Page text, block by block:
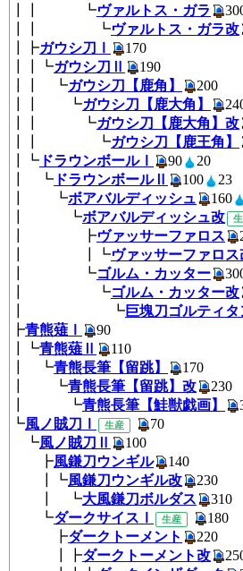
┃┃ ┗ヴァルトス・ガラ
┃┃ ┗ヴァルトス・ガラ改
┃┣ガウシ刀Ⅰ
┃┃┗ガウシ刀Ⅱ
┃┃ ┗ガウシ刀【鹿角】
┃┃ ┗ガウシ刀【鹿大角】
┃┃ ┗ガウシ刀【鹿大角】改
┃┃ ┗ガウシ刀【鹿王角】
┃┗ ドラウンボールⅠ 90
┃ ┗ ドラウンボールⅡ 100
┃ ┗ボアバルディッシュ 160
┃ ┗ボアバルディッシュ改
┃ ┣ヴァッサーファロス
┃ ┃┗ヴァッサーファロス
┃ ┗ゴルム・カッター
┃ ┗ゴルム・カッター改
┃ ┗巨塊刀ゴルティタ
┣青熊薙Ⅰ
┃┗青熊薙Ⅱ
┃ ┗青熊長筆【留跳】
┃ ┗青熊長筆【留跳】改
┃ ┗青熊長筆【鮭獣戯画】
┗風ノ賊刀Ⅰ 生産
┗風ノ賊刀Ⅱ
┣風鎌刀ウンギル
┃┗風鎌刀ウンギル改
┃ ┗大風鎌刀ボルダス
┗ダークサイスⅠ 生産
┣ダークトーメント
┃┣ダークトーメント改